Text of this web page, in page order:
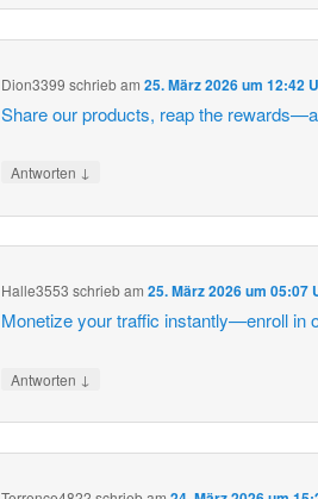
Dion3399 schriebam25. März 2026 um 12:42
Share our products, reap the
Antworten ↓
Halle3553 schriebam25. März 2026 um 05:07
Monetize your traffic instantly—enroll in
Antworten ↓